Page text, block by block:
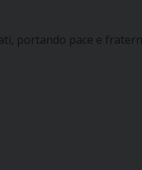
portando pace e